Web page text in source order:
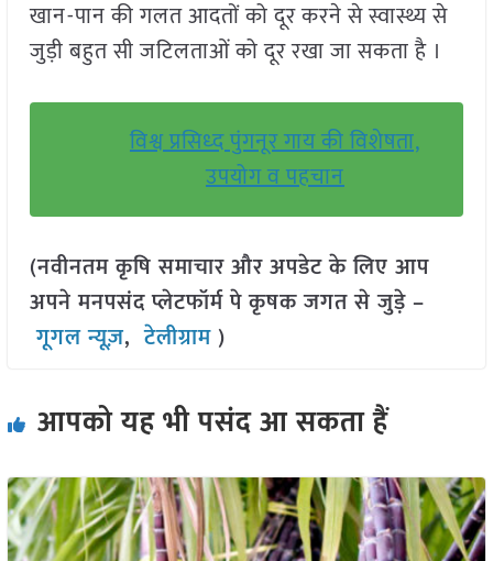
खान-पान की गलत आदतों को दूर करने से स्वास्थ्य से
जुड़ी बहुत सी जटिलताओं को दूर रखा जा सकता है ।
विश्व प्रसिध्द पुंगनूर गाय की विशेषता,
उपयोग व पहचान
(नवीनतम कृषि समाचार और अपडेट के लिए आप
अपने मनपसंद प्लेटफॉर्म पे कृषक जगत से जुड़े –
गूगल न्यूज़,टेलीग्राम )
आपको यह भी पसंद आ सकता हैं